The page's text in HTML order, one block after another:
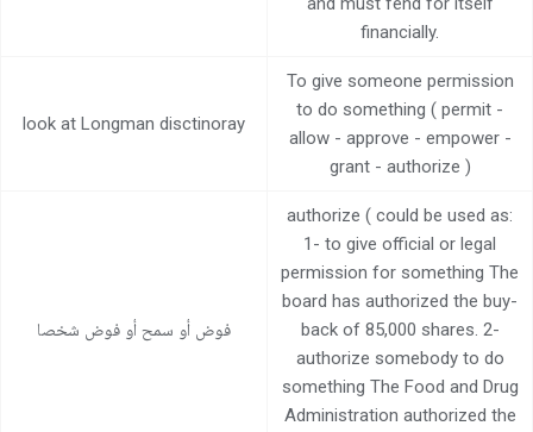
financially.
To give someone permission
to do something ( permit -
allow - approve - empower -
grant - authorize )
look at Longman disctinoray
authorize ( could be used as:
1- to give official or legal
permission for something The
board has authorized the buy-
back of 85,000 shares. 2-
authorize somebody to do
something The Food and Drug
Administration authorized the
فوض أو سمح أو فوض شخصا